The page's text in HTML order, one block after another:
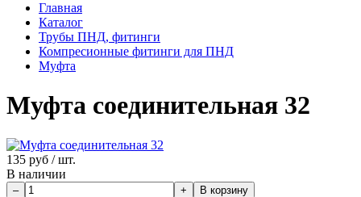
Главная
Каталог
Трубы ПНД, фитинги
Компресионные фитинги для ПНД
Муфта
Муфта соединительная 32
135 руб / шт.
В наличии